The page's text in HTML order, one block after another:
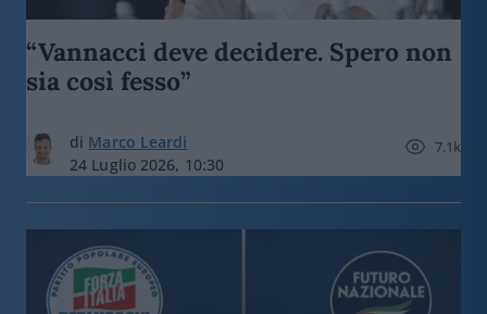
“Vannacci deve decidere. Spero non
sia così fesso”
di Marco Leardi
24 Luglio 2026, 10:30
7.1k